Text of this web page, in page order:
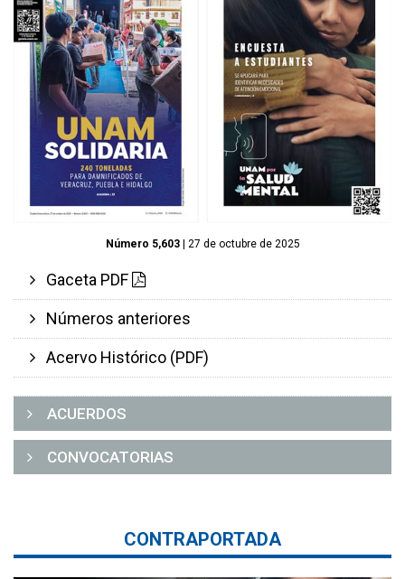
Número 5,603| 27 de octubre de 2025
Gaceta PDF
Números anteriores
Acervo Histórico (PDF)
ACUERDOS
CONVOCATORIAS
CONTRAPORTADA